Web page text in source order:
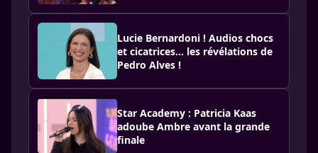
Lucie Bernardoni ! Audios chocs
et cicatrices... les révélations de
Pedro Alves !
Star Academy : Patricia Kaas
adoube Ambre avant la grande
finale